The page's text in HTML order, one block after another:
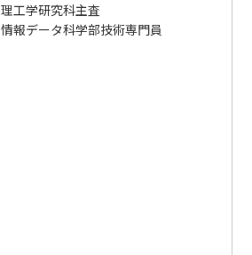
理工学研究科主査
情報データ科学部技術専門員